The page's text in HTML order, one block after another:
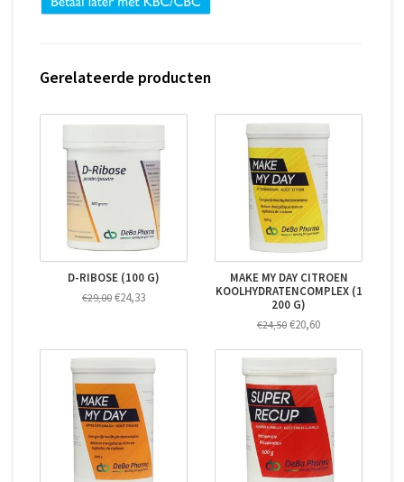
Gerelateerde producten
D-RIBOSE (100 G)
€29,00 €24,33
MAKE MY DAY CITROEN
KOOLHYDRATENCOMPLEX (1
200 G)
€24,50 €20,60